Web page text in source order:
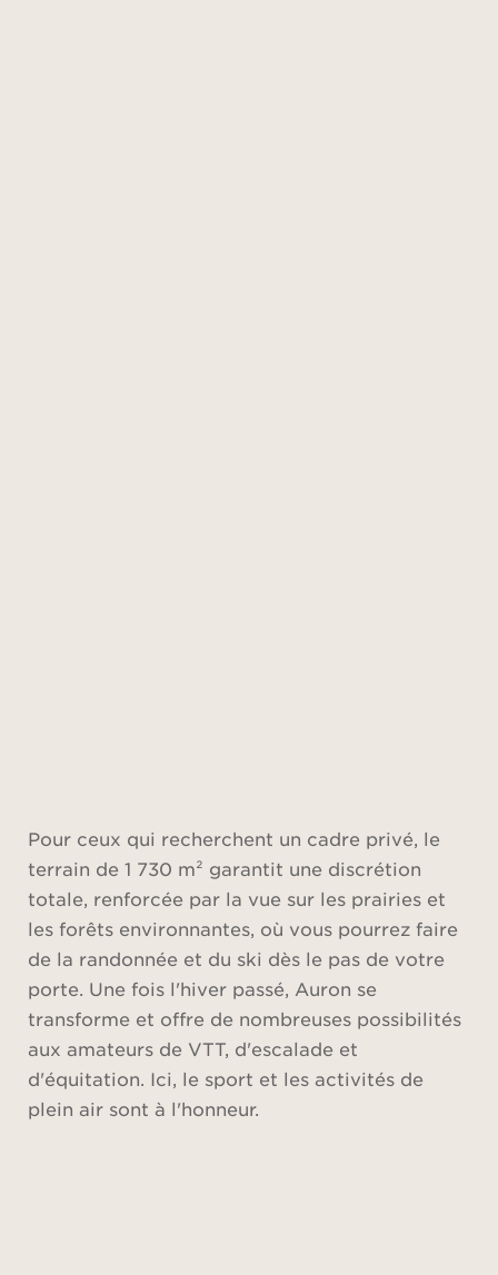
Pour ceux qui recherchent un cadre privé, le
terrain de 1 730 m² garantit une discrétion
totale, renforcée par la vue sur les prairies et
les forêts environnantes, où vous pourrez faire
de la randonnée et du ski dès le pas de votre
porte. Une fois l'hiver passé, Auron se
transforme et offre de nombreuses possibilités
aux amateurs de VTT, d'escalade et
d'équitation. Ici, le sport et les activités de
plein air sont à l'honneur.